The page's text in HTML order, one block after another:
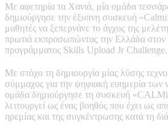
Με αφετηρία τα Χανιά, μία ομάδα
δημιούργησε την έξυπνη συσκευή
μαθητές να ξεπερνάνε το άγχος της
πρωτιά εκπροσωπώντας την Ελλάδα στον
προγράμματος Skills Upload Jr Challenge.
Με στόχο τη δημιουργία μίας λύσης
σύμμαχος για την ψηφιακή ευημερία
ομάδα δημιούργησε τη συσκευή
λειτουργεί ως ένας βοηθός που έχει ως
ηρεμίας και της συγκέντρωσης κατά τη